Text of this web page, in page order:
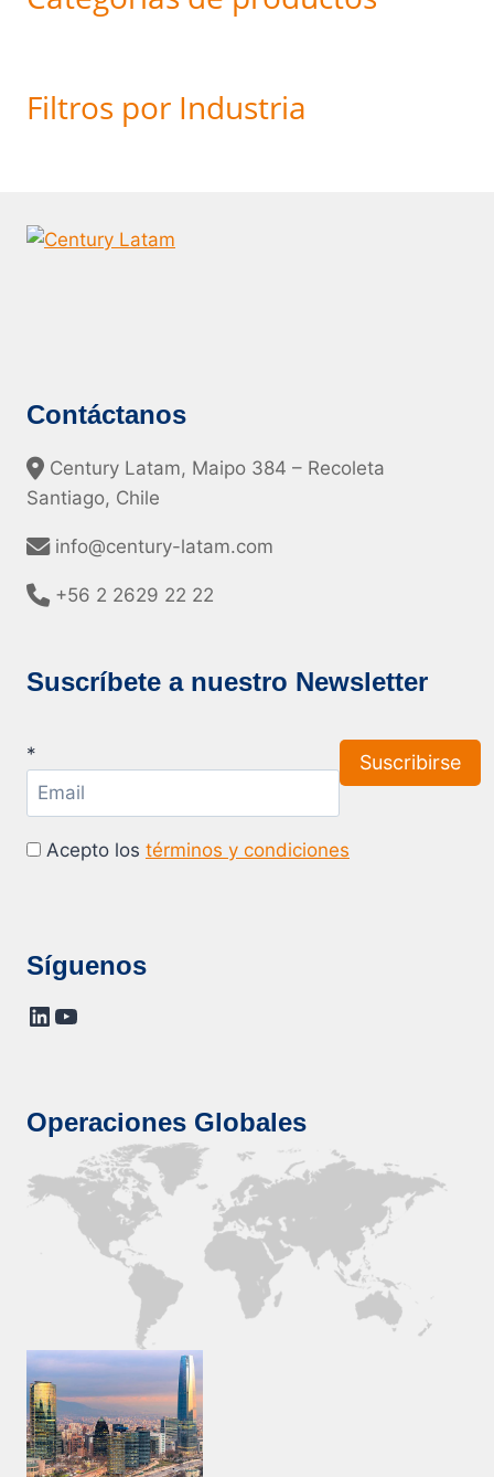
Filtros por Industria
Contáctanos
Century Latam, Maipo 384 – Recoleta
Santiago, Chile
info@century-latam.com
+56 2 2629 22 22
Suscríbete a nuestro Newsletter
*
Acepto los términos y condiciones
Síguenos
LinkedIn
YouTube
Operaciones Globales